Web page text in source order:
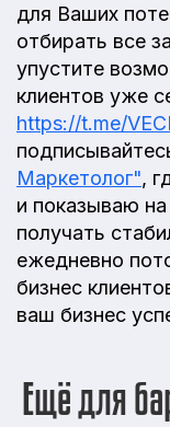
для Ваших
отбирать все
упустите
клиентов уже
https://t.me/
Маркетолог",
и показываю
получать
ежедневно
бизнес
ваш бизнес
Ещё для